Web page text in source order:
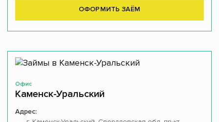
ОФОРМИТЬ ЗАЁМ
Офис
Каменск-Уральский
Адрес: